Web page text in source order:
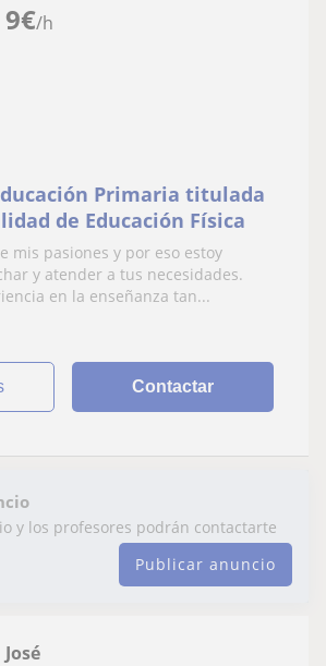
9€/h
Primaria titulada
de Educación Física
mis pasiones y por eso estoy
y atender a tus necesidades.
en la enseñanza tan...
Contactar
y los profesores podrán contactarte
Publicar anuncio
José